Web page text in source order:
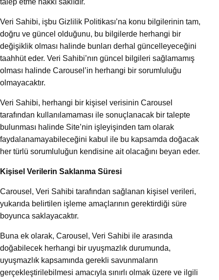
talep etme hakkı saklıdır.
Veri Sahibi, işbu Gizlilik Politikası’na konu bilgilerinin tam,
doğru ve güncel olduğunu, bu bilgilerde herhangi bir
değişiklik olması halinde bunları derhal güncelleyeceğini
taahhüt eder. Veri Sahibi’nın güncel bilgileri sağlamamış
olması halinde Carousel’in herhangi bir sorumluluğu
olmayacaktır.
Veri Sahibi, herhangi bir kişisel verisinin Carousel
tarafından kullanılamaması ile sonuçlanacak bir talepte
bulunması halinde Site’nin işleyişinden tam olarak
faydalanamayabileceğini kabul ile bu kapsamda doğacak
her türlü sorumluluğun kendisine ait olacağını beyan eder.
Kişisel Verilerin Saklanma Süresi
Carousel, Veri Sahibi tarafından sağlanan kişisel verileri,
yukarıda belirtilen işleme amaçlarının gerektirdiği süre
boyunca saklayacaktır.
Buna ek olarak, Carousel, Veri Sahibi ile arasında
doğabilecek herhangi bir uyuşmazlık durumunda,
uyuşmazlık kapsamında gerekli savunmaların
gerçekleştirilebilmesi amacıyla sınırlı olmak üzere ve ilgili